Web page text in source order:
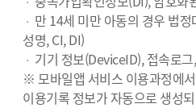
ㆍ 만 14세 미만 아동의 경우 법
성명, CI, DI)
ㆍ 기기 정보(DeviceID), 접속로
※ 모바일앱 서비스 이용과정에
이용기록 정보가 자동으로 생성